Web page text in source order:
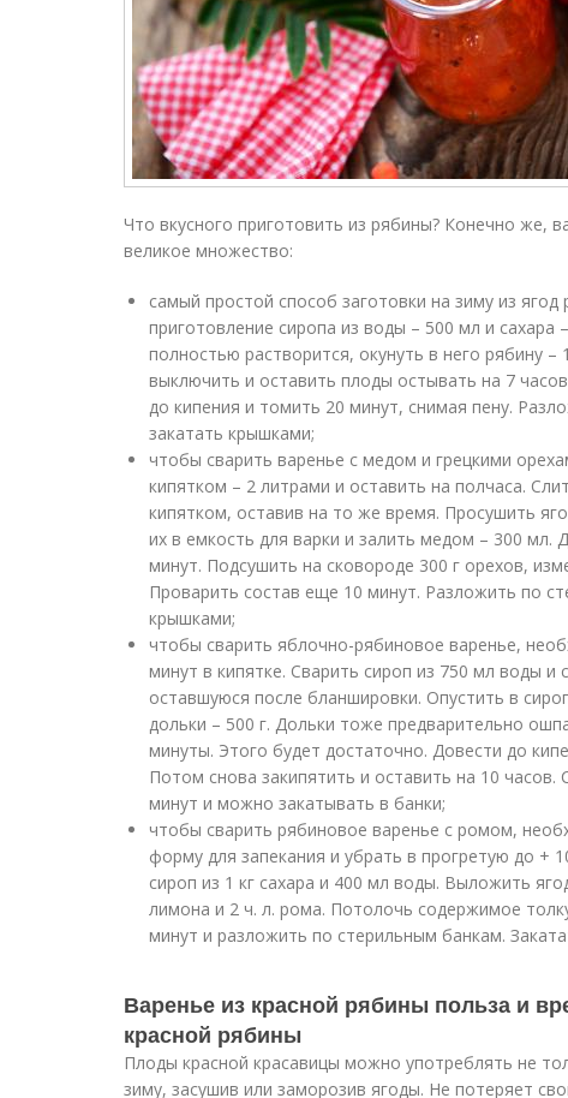
Что вкусного приготовить из рябины? Конечно же,
великое множество:
самый простой способ заготовки на зиму из
приготовление сиропа из воды – 500 мл и сахара
полностью растворится, окунуть в него рябину –
выключить и оставить плоды остывать на 7
до кипения и томить 20 минут, снимая пену.
закатать крышками;
чтобы сварить варенье с медом и грецкими
кипятком – 2 литрами и оставить на полчаса.
кипятком, оставив на то же время. Просушить
их в емкость для варки и залить медом – 300 мл.
минут. Подсушить на сковороде 300 г орехов,
Проварить состав еще 10 минут. Разложить по
крышками;
чтобы сварить яблочно-рябиновое варенье,
минут в кипятке. Сварить сироп из 750 мл воды и
оставшуюся после бланшировки. Опустить в
дольки – 500 г. Дольки тоже предварительно
минуты. Этого будет достаточно. Довести до
Потом снова закипятить и оставить на 10 часов.
минут и можно закатывать в банки;
чтобы сварить рябиновое варенье с ромом,
форму для запекания и убрать в прогретую до +
сироп из 1 кг сахара и 400 мл воды. Выложить
лимона и 2 ч. л. рома. Потолочь содержимое
минут и разложить по стерильным банкам.
Варенье из красной рябины польза и
красной рябины
Плоды красной красавицы можно употреблять не
зиму, засушив или заморозив ягоды. Не потеряет